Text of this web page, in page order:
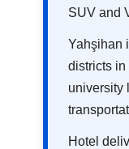
SUV and
Yahşihan
districts
university
Hotel